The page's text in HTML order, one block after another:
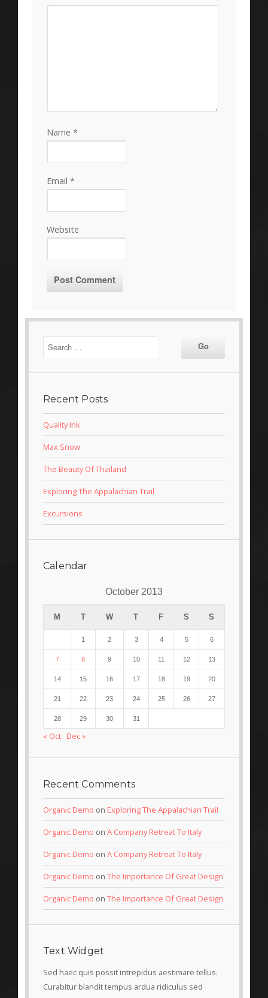
Name *
Email *
Website
Recent Posts
Quality Ink
Max Snow
The Beauty Of Thailand
Exploring The Appalachian Trail
Excursions
Calendar
October 2013
M T W T F S S
1 2 3 4 5 6
7 8 9 10 11 12 13
14 15 16 17 18 19 20
21 22 23 24 25 26 27
28 29 30 31
« Oct Dec »
Recent Comments
Organic Demo on Exploring The Appalachian Trail
Organic Demo on A Company Retreat To Italy
Organic Demo on A Company Retreat To Italy
Organic Demo on The Importance Of Great Design
Organic Demo on The Importance Of Great Design
Text Widget
Sed haec quis possit intrepidus aestimare tellus.
Curabitur blandit tempus ardua ridiculus sed